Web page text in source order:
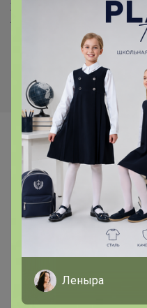
Хвойный концентрат Dr.
Aqua «Пихта + Сосна», 850 г
Самые желанные
Леныра